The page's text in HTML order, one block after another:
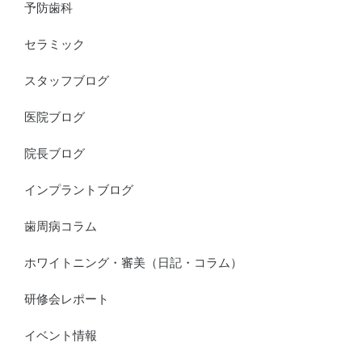
予防歯科
セラミック
スタッフブログ
医院ブログ
院長ブログ
インプラントブログ
歯周病コラム
ホワイトニング・審美（日記・コラム）
研修会レポート
イベント情報